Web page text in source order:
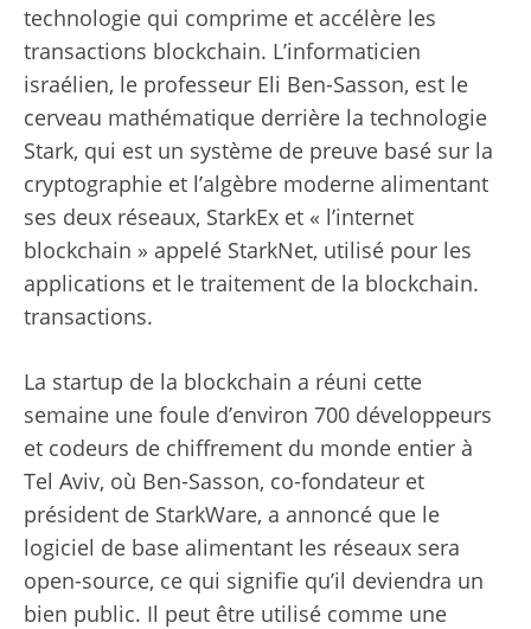
technologie qui comprime et accélère les
transactions blockchain. L’informaticien
israélien, le professeur Eli Ben-Sasson, est le
cerveau mathématique derrière la technologie
Stark, qui est un système de preuve basé sur la
cryptographie et l’algèbre moderne alimentant
ses deux réseaux, StarkEx et « l’internet
blockchain » appelé StarkNet, utilisé pour les
applications et le traitement de la blockchain.
transactions.
La startup de la blockchain a réuni cette
semaine une foule d’environ 700 développeurs
et codeurs de chiffrement du monde entier à
Tel Aviv, où Ben-Sasson, co-fondateur et
président de StarkWare, a annoncé que le
logiciel de base alimentant les réseaux sera
open-source, ce qui signifie qu’il deviendra un
bien public. Il peut être utilisé comme une